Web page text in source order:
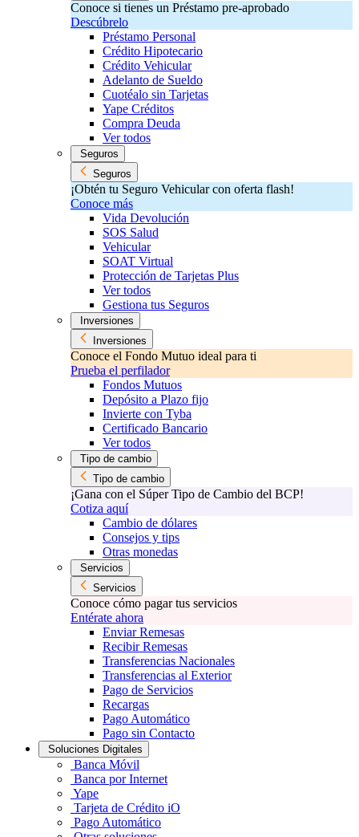
Conoce si tienes un Préstamo pre-aprobado
Descúbrelo
Préstamo Personal
Crédito Hipotecario
Crédito Vehicular
Adelanto de Sueldo
Cuotéalo sin Tarjetas
Yape Créditos
Compra Deuda
Ver todos
Seguros
Seguros
¡Obtén tu Seguro Vehicular con oferta flash!
Conoce más
Vida Devolución
SOS Salud
Vehicular
SOAT Virtual
Protección de Tarjetas Plus
Ver todos
Gestiona tus Seguros
Inversiones
Inversiones
Conoce el Fondo Mutuo ideal para ti
Prueba el perfilador
Fondos Mutuos
Depósito a Plazo fijo
Invierte con Tyba
Certificado Bancario
Ver todos
Tipo de cambio
Tipo de cambio
¡Gana con el Súper Tipo de Cambio del BCP!
Cotiza aquí
Cambio de dólares
Consejos y tips
Otras monedas
Servicios
Servicios
Conoce cómo pagar tus servicios
Entérate ahora
Enviar Remesas
Recibir Remesas
Transferencias Nacionales
Transferencias al Exterior
Pago de Servicios
Recargas
Pago Automático
Pago sin Contacto
Soluciones Digitales
Banca Móvil
Banca por Internet
Yape
Tarjeta de Crédito iO
Pago Automático